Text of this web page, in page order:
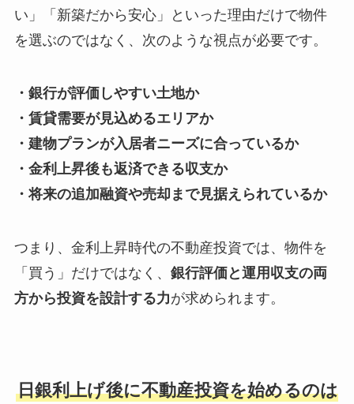
い」「新築だから安心」といった理由だけで物件
を選ぶのではなく、次のような視点が必要です。
・銀行が評価しやすい土地か
・賃貸需要が見込めるエリアか
・建物プランが入居者ニーズに合っているか
・金利上昇後も返済できる収支か
・将来の追加融資や売却まで見据えられているか
つまり、金利上昇時代の不動産投資では、物件を
「買う」だけではなく、 銀行評価と運用収支の両
方から投資を設計する力が求められます。
日銀利上げ後に不動産投資を始めるのは